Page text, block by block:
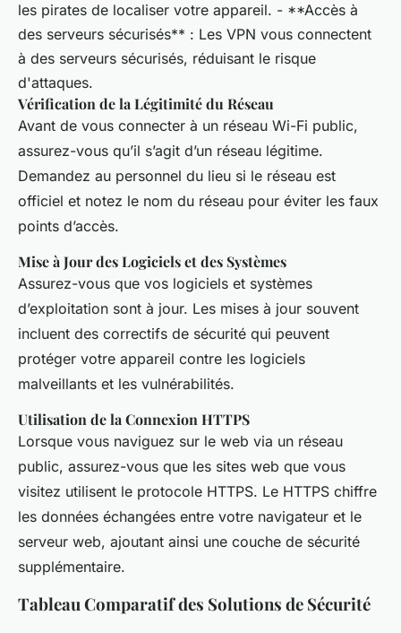
les pirates de localiser votre appareil. - **Accès à
des serveurs sécurisés** : Les VPN vous connectent
à des serveurs sécurisés, réduisant le risque
d'attaques.
Vérification de la Légitimité du Réseau
Avant de vous connecter à un réseau Wi-Fi public,
assurez-vous qu’il s’agit d’un réseau légitime.
Demandez au personnel du lieu si le réseau est
officiel et notez le nom du réseau pour éviter les faux
points d’accès.
Mise à Jour des Logiciels et des Systèmes
Assurez-vous que vos logiciels et systèmes
d’exploitation sont à jour. Les mises à jour souvent
incluent des correctifs de sécurité qui peuvent
protéger votre appareil contre les logiciels
malveillants et les vulnérabilités.
Utilisation de la Connexion HTTPS
Lorsque vous naviguez sur le web via un réseau
public, assurez-vous que les sites web que vous
visitez utilisent le protocole HTTPS. Le HTTPS chiffre
les données échangées entre votre navigateur et le
serveur web, ajoutant ainsi une couche de sécurité
supplémentaire.
Tableau Comparatif des Solutions de Sécurité